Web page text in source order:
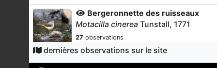
Bergeronnette des ruisseaux
Motacilla cinerea Tunstall, 1771
27 observations
Dernière observation en 2026
Triton alpestre (Le)
dernières observations sur le site